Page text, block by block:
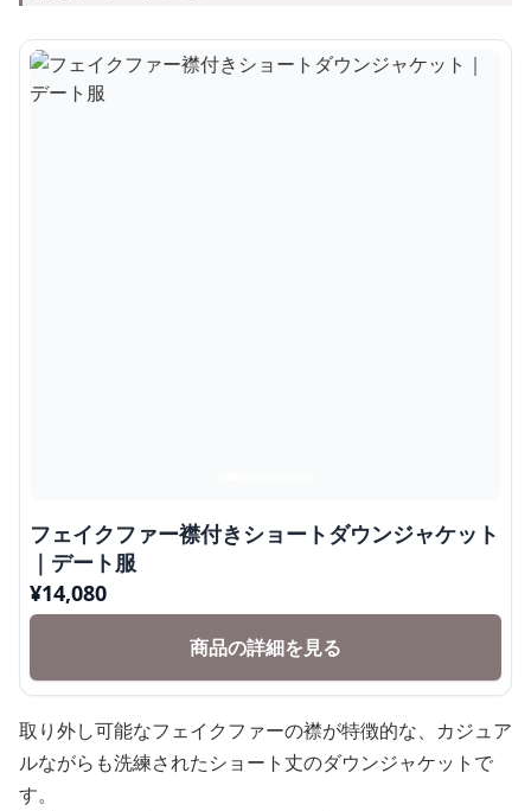
フェイクファー襟付きショートダウンジャケット
｜デート服
¥14,080
商品の詳細を見る
取り外し可能なフェイクファーの襟が特徴的な、カジュア
ルながらも洗練されたショート丈のダウンジャケットで
す。